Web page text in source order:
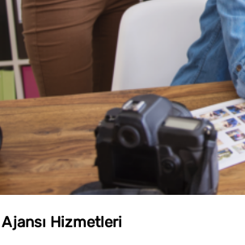
Hizmetleri